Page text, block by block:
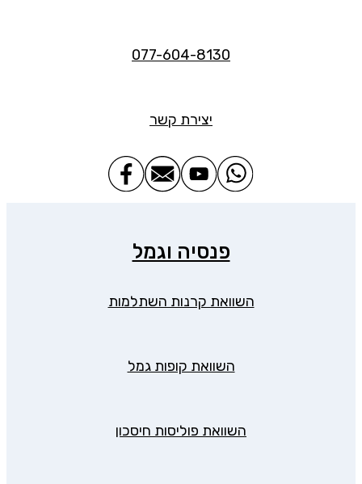
077-604-8130
יצירת קשר
פנסיה וגמל
השוואת קרנות השתלמות
השוואת קופות גמל
השוואת פוליסות חיסכון